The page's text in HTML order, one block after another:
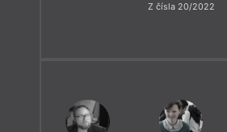
Z čísla 20/2022